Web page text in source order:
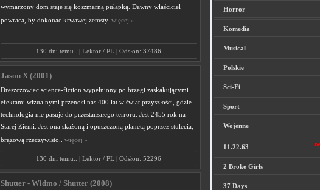
wymarzony dom staje się koszmarną pułapką. Dawny właściciel
powraca, by dokonać krwawej zemsty. więcej »
130 dni temu.. | Lektor / PL | Odsłon: 37486
Jason X (2001)
Dreszczowiec science-fiction wypełniony po brzegi zaskakującymi
efektami wizualnymi przenosi nas 400 lat w świat przyszłości, gdzie
technologia nie pasuje do przestarzałego terroru. Jest 2455 rok na
Starej Ziemi. Jest ona skażoną i opuszczoną planetą poprzez stulecia,
brązową rzeczywisto.. więcej »
130 dni temu.. | Lektor / PL | Odsłon: 52296
Shutter - Widmo / Shutter (2008)
Horror
Komedia
Musical
Polskie
Sci-Fi
Sport
Wojenne
11.22.63
2 Broke Girls
37 Days